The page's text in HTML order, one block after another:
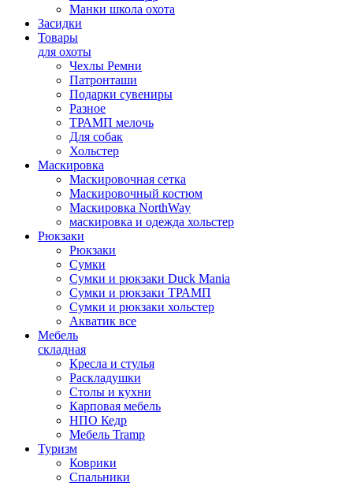
Манки школа охота
Засидки
Товары
для охоты
Чехлы Ремни
Патронташи
Подарки сувениры
Разное
ТРАМП мелочь
Для собак
Хольстер
Маскировка
Маскировочная сетка
Маскировочный костюм
Маскировка NorthWay
маскировка и одежда хольстер
Рюкзаки
Рюкзаки
Сумки
Сумки и рюкзаки Duck Mania
Сумки и рюкзаки ТРАМП
Сумки и рюкзаки хольстер
Акватик все
Мебель
складная
Кресла и стулья
Раскладушки
Столы и кухни
Карповая мебель
НПО Кедр
Мебель Tramp
Туризм
Коврики
Спальники